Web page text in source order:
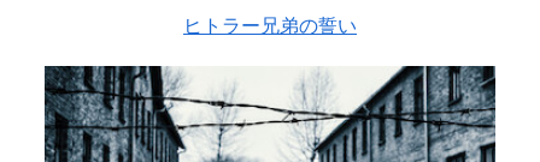
ヒトラー兄弟の誓い